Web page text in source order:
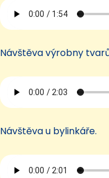
Návštěva výrobny
Návštěva u bylinkáře.